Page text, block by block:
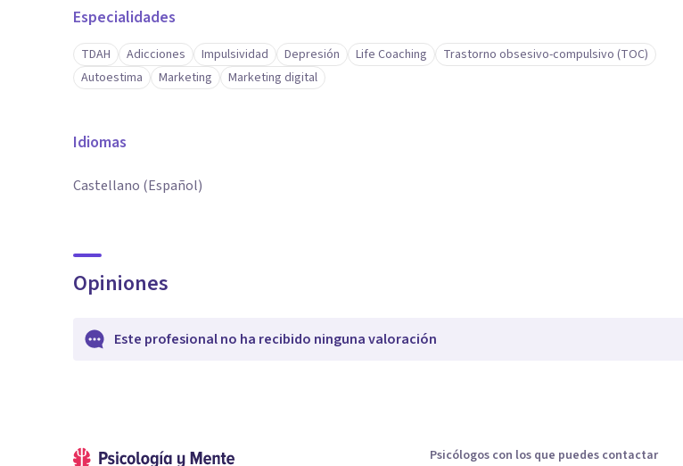
Especialidades
TDAH Adicciones Impulsividad Depresión Life Coaching
Trastorno obsesivo-compulsivo (TOC)
Autoestima
Marketing Marketing digital
Idiomas
Castellano (Español)
Opiniones
Este profesional no ha recibido ninguna valoración
Psicólogos con los que puedes contactar